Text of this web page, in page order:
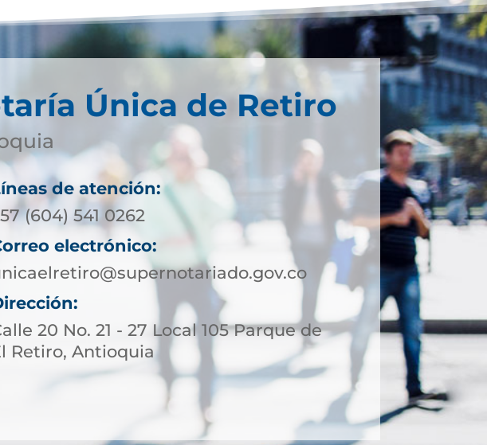
Única de Retiro
de atención:
(604) 541 0262
electrónico:
20 No. 21 - 27 Local 105 Parque de
Retiro, Antioquia